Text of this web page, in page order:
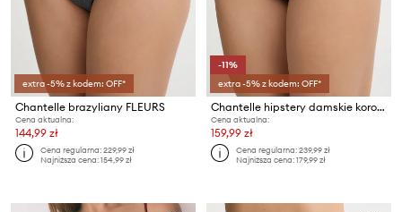
extra -5% z kodem: OFF*
Chantelle brazyliany FLEURS
Cena aktualna:
144,99 zł
Cena regularna:229,99 zł
Najniższa cena:154,99 zł
-11%
extra -5% z kodem: OFF*
Chantelle hipstery damskie koronkowe
Cena aktualna:
159,99 zł
Cena regularna:239,99 zł
Najniższa cena:179,99 zł